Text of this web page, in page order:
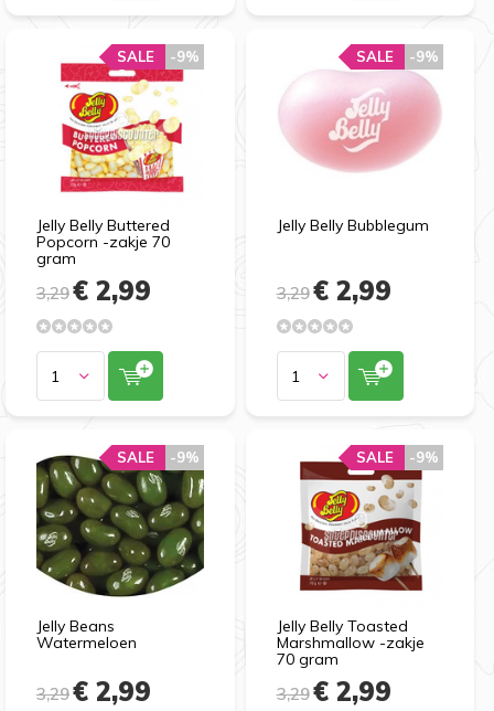
Jelly Belly Buttered
Popcorn -zakje 70
gram
-9%
SALE
3,29€ 2,99
Jelly Belly Bubblegum
-9%
SALE
3,29€ 2,99
Jelly Beans
Watermeloen
-9%
SALE
3,29€ 2,99
Jelly Belly Toasted
Marshmallow -zakje
70 gram
-9%
SALE
3,29€ 2,99